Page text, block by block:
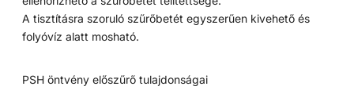
A tisztításra szoruló szűrőbetét egyszerűen kivehető és
folyóvíz alatt mosható.
PSH öntvény előszűrő tulajdonságai